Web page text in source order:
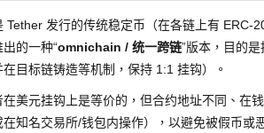
Tether 发行的传统稳定币（在各链上有 ERC-
的一种“omnichain / 统一跨链”版本，目的
在目标链铸造等机制，保持 1:1 挂钩）。
在美元挂钩上是等价的，但合约地址不同、在
知名交易所/钱包内操作），以避免被假币或